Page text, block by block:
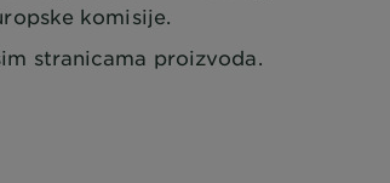
komisije.
stranicama proizvoda.